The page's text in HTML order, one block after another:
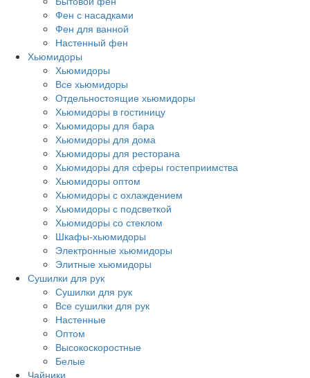
Фен с насадками
Фен для ванной
Настенный фен
Хьюмидоры
Хьюмидоры
Все хьюмидоры
Отдельностоящие хьюмидоры
Хьюмидоры в гостиницу
Хьюмидоры для бара
Хьюмидоры для дома
Хьюмидоры для ресторана
Хьюмидоры для сферы гостеприимства
Хьюмидоры оптом
Хьюмидоры с охлаждением
Хьюмидоры с подсветкой
Хьюмидоры со стеклом
Шкафы-хьюмидоры
Электронные хьюмидоры
Элитные хьюмидоры
Сушилки для рук
Сушилки для рук
Все сушилки для рук
Настенные
Оптом
Высокоскоростные
Белые
Чайники